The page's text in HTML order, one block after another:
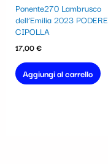
Ponente270 Lambrusco
dell’Emilia 2023 PODERE
CIPOLLA
17,00€
Aggiungi al carrello